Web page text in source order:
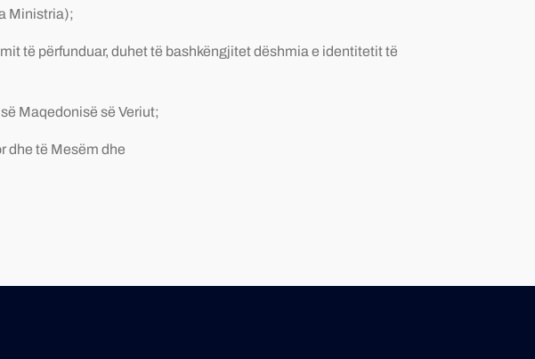
Ministria);
të përfunduar, duhet të bashkëngjitet dëshmia e identitetit të
Maqedonisë së Veriut;
dhe të Mesëm dhe